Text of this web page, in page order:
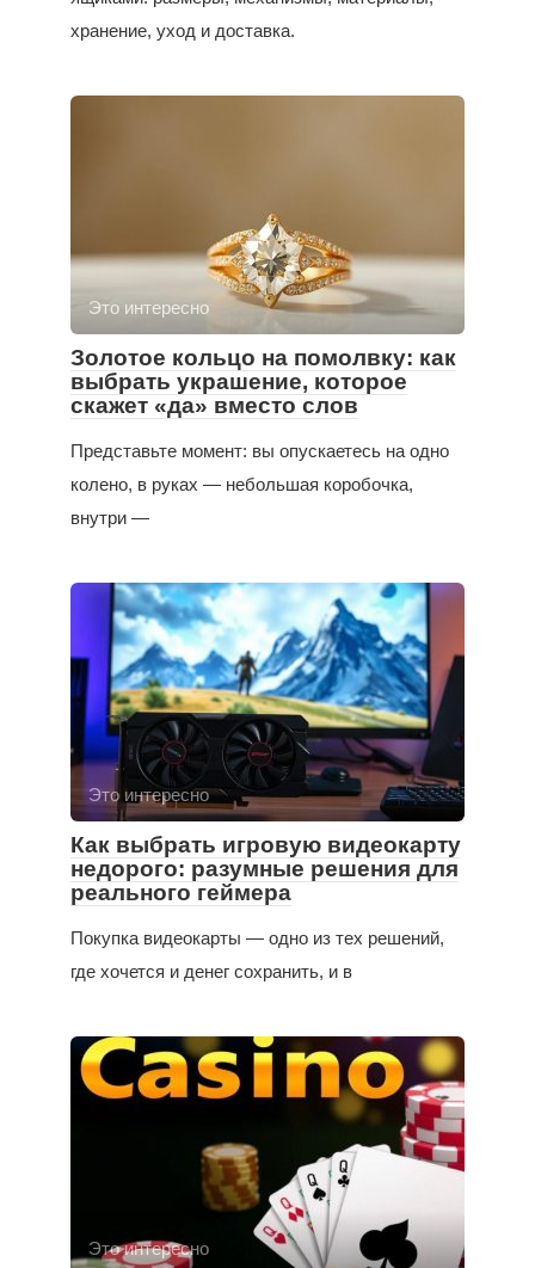
хранение, уход и доставка.
Это интересно
Золотое кольцо на помолвку: как
выбрать украшение, которое
скажет «да» вместо слов
Представьте момент: вы опускаетесь на одно
колено, в руках — небольшая коробочка,
внутри —
Это интересно
Как выбрать игровую видеокарту
недорого: разумные решения для
реального геймера
Покупка видеокарты — одно из тех решений,
где хочется и денег сохранить, и в
Это интересно